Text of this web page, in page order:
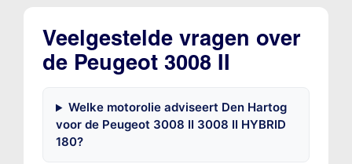
Veelgestelde vragen over
de Peugeot 3008 II
Welke motorolie adviseert Den Hartog
voor de Peugeot 3008 II 3008 II HYBRID
180?